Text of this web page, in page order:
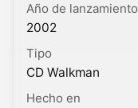
Año de lanzamiento
2002
Tipo
CD Walkman
Hecho en